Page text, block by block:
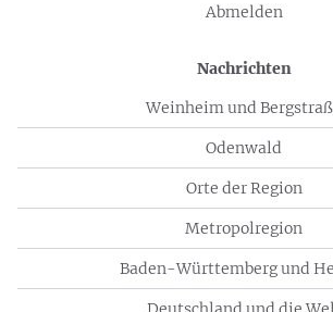
Abmelden
Nachrichten
Weinheim und
Odenwald
Orte der Region
Metropolregion
Baden-Württemberg und